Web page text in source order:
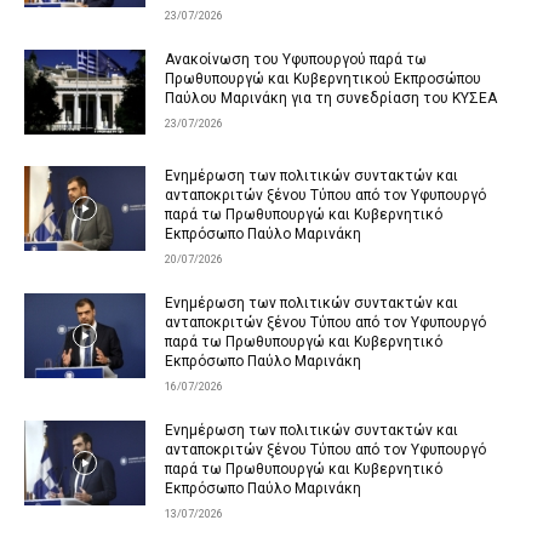
23/07/2026
Ανακοίνωση του Υφυπουργού παρά τω
Πρωθυπουργώ και Κυβερνητικού Εκπροσώπου
Παύλου Μαρινάκη για τη συνεδρίαση του ΚΥΣΕΑ
23/07/2026
Ενημέρωση των πολιτικών συντακτών και
ανταποκριτών ξένου Τύπου από τον Υφυπουργό
παρά τω Πρωθυπουργώ και Κυβερνητικό
Εκπρόσωπο Παύλο Μαρινάκη
20/07/2026
Ενημέρωση των πολιτικών συντακτών και
ανταποκριτών ξένου Τύπου από τον Υφυπουργό
παρά τω Πρωθυπουργώ και Κυβερνητικό
Εκπρόσωπο Παύλο Μαρινάκη
16/07/2026
Ενημέρωση των πολιτικών συντακτών και
ανταποκριτών ξένου Τύπου από τον Υφυπουργό
παρά τω Πρωθυπουργώ και Κυβερνητικό
Εκπρόσωπο Παύλο Μαρινάκη
13/07/2026